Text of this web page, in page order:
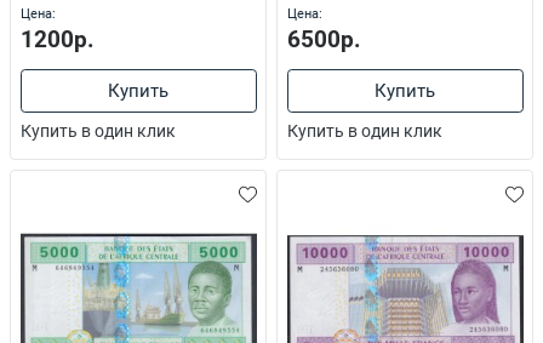
Цена:
1200р.
Купить
Купить в один клик
Цена:
6500р.
Купить
Купить в один клик